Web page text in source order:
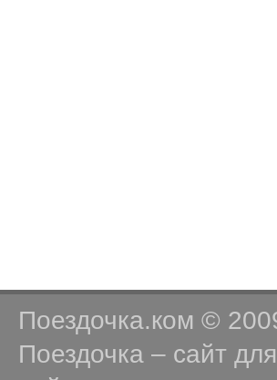
Поездочка.ком ©
Поездочка – сайт